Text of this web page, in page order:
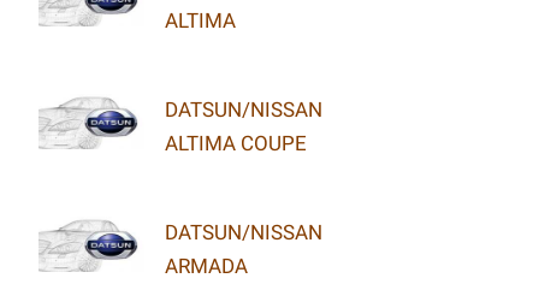
ALTIMA
DATSUN/NISSAN
ALTIMA COUPE
DATSUN/NISSAN
ARMADA